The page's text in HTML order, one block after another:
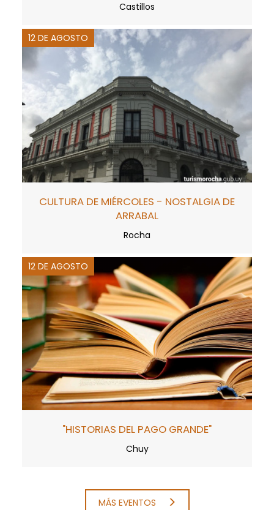
Castillos
12 DE AGOSTO
CULTURA DE MIÉRCOLES - NOSTALGIA DE
ARRABAL
Rocha
12 DE AGOSTO
"HISTORIAS DEL PAGO GRANDE"
Chuy
MÁS EVENTOS